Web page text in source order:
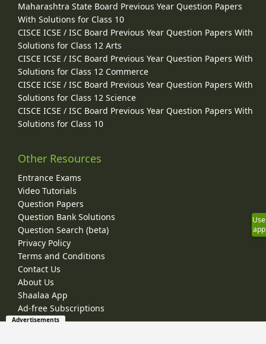
Maharashtra State Board Previous Year Question Papers
With Solutions for Class 10
CISCE ICSE / ISC Board Previous Year Question Papers With
Solutions for Class 12 Arts
CISCE ICSE / ISC Board Previous Year Question Papers With
Solutions for Class 12 Commerce
CISCE ICSE / ISC Board Previous Year Question Papers With
Solutions for Class 12 Science
CISCE ICSE / ISC Board Previous Year Question Papers With
Solutions for Class 10
Other Resources
Entrance Exams
Video Tutorials
Question Papers
Question Bank Solutions
Question Search (beta)
Privacy Policy
Terms and Conditions
Contact Us
About Us
Shaalaa App
Ad-free Subscriptions
Use
app
Advertisements